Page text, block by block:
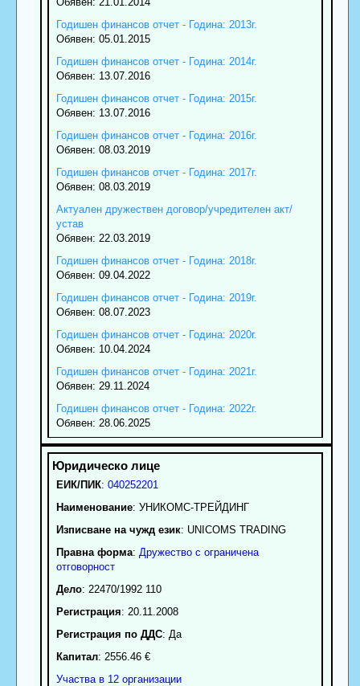
Годишен финансов отчет - Година: 2013г.
Обявен: 05.01.2015
Годишен финансов отчет - Година: 2014г.
Обявен: 13.07.2016
Годишен финансов отчет - Година: 2015г.
Обявен: 13.07.2016
Годишен финансов отчет - Година: 2016г.
Обявен: 08.03.2019
Годишен финансов отчет - Година: 2017г.
Обявен: 08.03.2019
Актуален дружествен договор/учредителен акт/
устав
Обявен: 22.03.2019
Годишен финансов отчет - Година: 2018г.
Обявен: 09.04.2022
Годишен финансов отчет - Година: 2019г.
Обявен: 08.07.2023
Годишен финансов отчет - Година: 2020г.
Обявен: 10.04.2024
Годишен финансов отчет - Година: 2021г.
Обявен: 29.11.2024
Годишен финансов отчет - Година: 2022г.
Обявен: 28.06.2025
ЕИК/ПИК: 040252201
Наименование: УНИКОМС-ТРЕЙДИНГ
Изписване на чужд език: UNICOMS TRADING
Правна форма: Дружество с ограничена
отговорност
Дело: 22470/1992 110
Регистрация: 20.11.2008
Регистрация по ДДС: Да
Капитал: 2556.46 €
Участва в 12 организации